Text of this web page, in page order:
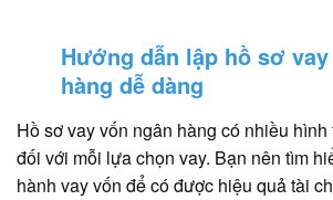
Hướng dẫn lập hồ sơ
hàng dễ dàng
Hồ sơ vay vốn ngân hàng có nhiều
đối với mỗi lựa chọn vay. Bạn nên tìm
hành vay vốn để có được hiệu quả tài